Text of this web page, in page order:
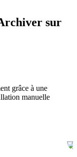
sur
grâce à une
manuelle